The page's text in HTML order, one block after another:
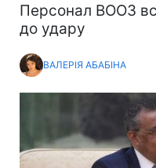
Персонал ВООЗ
до удару
ВАЛЕРІЯ АБАБІНА